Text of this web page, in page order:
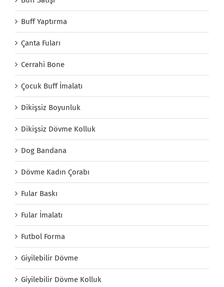
Buff Yaptırma
Çanta Fuları
Cerrahi Bone
Çocuk Buff İmalatı
Dikişsiz Boyunluk
Dikişsiz Dövme Kolluk
Dog Bandana
Dövme Kadın Çorabı
Fular Baskı
Fular İmalatı
Futbol Forma
Giyilebilir Dövme
Giyilebilir Dövme Kolluk